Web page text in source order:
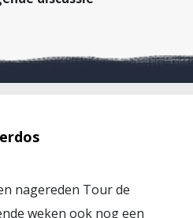
nagereden Tour de
weken ook nog een